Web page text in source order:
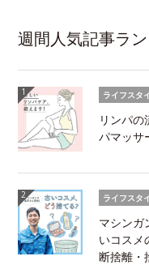
週間人気記事ラ
ライフスタ
リンパ
パマッサ
ライフスタ
マシンガ
いコスメ
断捨離・